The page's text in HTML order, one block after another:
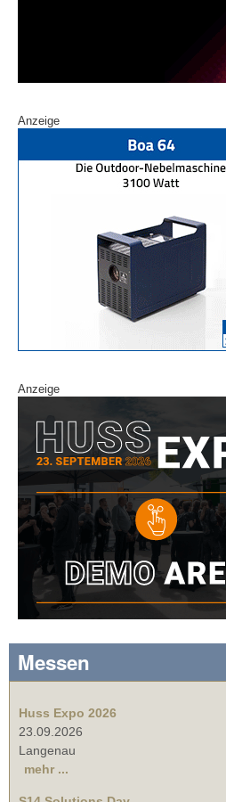
Anzeige
Anzeige
Messen
Huss Expo 2026
23.09.2026
Langenau
mehr ...